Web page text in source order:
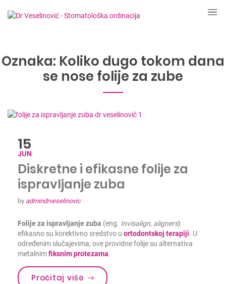
Oznaka: Koliko dugo tokom dana
se nose folije za zube
15
JUN
Diskretne i efikasne folije za
ispravljanje zuba
by admindrveselinovic
Folije za ispravljanje zuba (eng. Invisalign, aligners)
efikasno su korektivno sredstvo u ortodontskoj terapiji. U
određenim slučajevima, ove providne folije su alternativa
metalnimfiksnim protezama.
Pročitaj više